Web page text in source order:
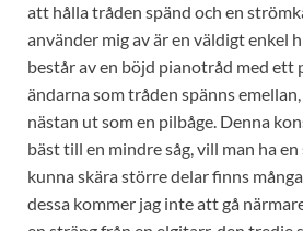
att hålla tråden spänd och en
använder mig av är en väldigt enkel
består av en böjd pianotråd med ett
ändarna som tråden spänns
nästan ut som en pilbåge. Denna
bäst till en mindre såg, vill man ha
kunna skära större delar finns
dessa kommer jag inte att gå